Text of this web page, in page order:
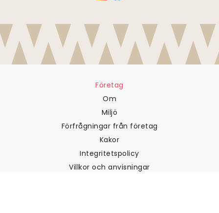
Företag
Om
Miljö
Förfrågningar från företag
Kakor
Integritetspolicy
Villkor och anvisningar